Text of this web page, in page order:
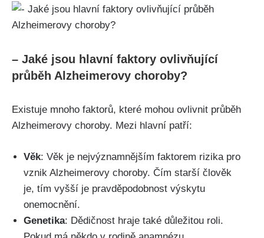
– Jaké jsou hlavní faktory ovlivňující
průběh Alzheimerovy choroby?
Existuje mnoho faktorů, které mohou ovlivnit průběh
Alzheimerovy choroby. Mezi hlavní patří:
Věk: Věk je nejvýznamnějším faktorem rizika pro
vznik Alzheimerovy choroby. Čím starší člověk
je, tím vyšší je pravděpodobnost výskytu
onemocnění.
Genetika: Dědičnost hraje také důležitou roli.